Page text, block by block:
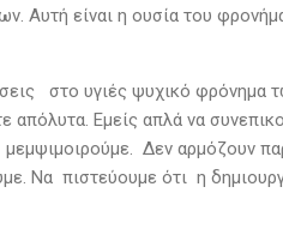
Αυτή είναι η ουσία του
στο υγιές ψυχικό
απόλυτα. Εμείς απλά να
Δεν αρμόζουν
Να πιστεύουμε ότι η